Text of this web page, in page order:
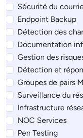
Sécurité du
Endpoint Backup
Détection des
Documentation
Gestion des
Détection et
Groupes de pairs
Surveillance du
Infrastructure
NOC Services
Pen Testing